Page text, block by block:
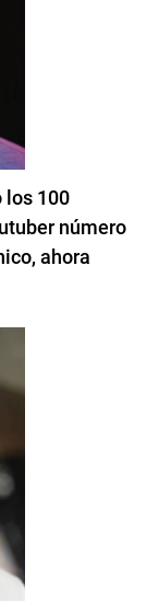
los 100
número
ahora